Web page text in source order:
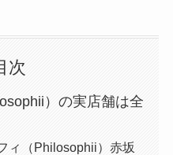
次
）の実店舗は全
ィ（Philosophii）赤坂